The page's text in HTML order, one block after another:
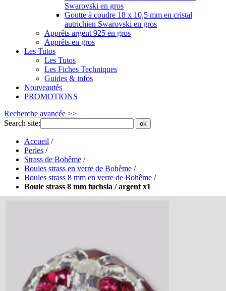
Swarovski en gros
Goutte à coudre 18 x 10,5 mm en cristal
autrichien Swarovski en gros
Apprêts argent 925 en gros
Apprêts en gros
Les Tutos
Les Tutos
Les Fiches Techniques
Guides & infos
Nouveautés
PROMOTIONS
Recherche avancée >>
Search site:
ok
Accueil /
Perles /
Strass de Bohême /
Boules strass en verre de Bohème /
Boules strass 8 mm en verre de Bohême /
Boule strass 8 mm fuchsia / argent x1